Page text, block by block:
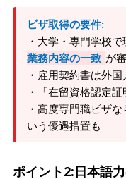
ビザ取得の要件:
・大学・専門学校
業務内容の一致 が
・雇用契約書は外
・「在留資格認定
・高度専門職ビザな
いう優遇措置も
ポイント2:日本語